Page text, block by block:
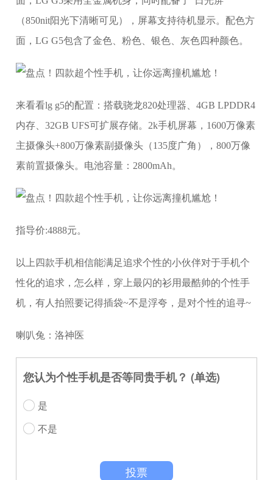
（850nit阳光下清晰可见），屏幕支持待机显示。配色方
面，LG G5包含了金色、粉色、银色、灰色四种颜色。
来看看lg g5的配置：搭载骁龙820处理器、4GB LPDDR4
内存、32GB UFS可扩展存储。2k手机屏幕，1600万像素
主摄像头+800万像素副摄像头（135度广角），800万像
素前置摄像头。电池容量：2800mAh。
指导价:4888元。
以上四款手机相信能满足追求个性的小伙伴对于手机个
性化的追求，怎么样，穿上最闪的衫用最酷帅的个性手
机，有人拍照要记得插袋~不是浮夸，是对个性的追寻~
喇叭兔：洛神医
您认为个性手机是否等同贵手机？ (单选)
是
不是
投票